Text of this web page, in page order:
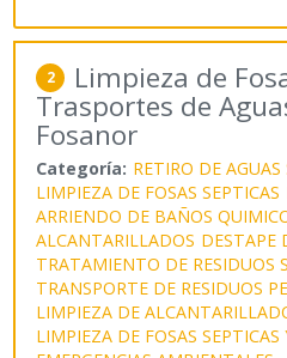
2 Limpieza de
Trasportes de
Fosanor
Categoría: RETIRO DE AGUAS
LIMPIEZA DE FOSAS SEPTICAS
ARRIENDO DE BAÑOS
ALCANTARILLADOS DESTAPE
TRATAMIENTO DE RESIDUOS
TRANSPORTE DE RESIDUOS
LIMPIEZA DE
LIMPIEZA DE FOSAS